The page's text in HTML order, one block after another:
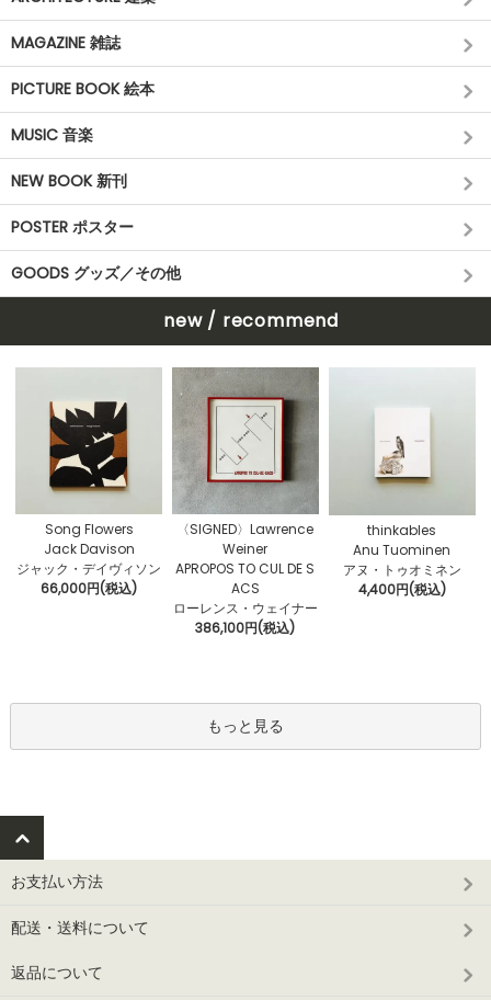
MAGAZINE 雑誌
PICTURE BOOK 絵本
MUSIC 音楽
NEW BOOK 新刊
POSTER ポスター
GOODS グッズ／その他
new / recommend
Song Flowers
Jack Davison
ジャック・デイヴィソン
66,000円(税込)
〈SIGNED〉Lawrence
Weiner
APROPOS TO CUL DE S
ACS
ローレンス・ウェイナー
386,100円(税込)
thinkables
Anu Tuominen
アヌ・トゥオミネン
4,400円(税込)
もっと見る
お支払い方法
配送・送料について
返品について